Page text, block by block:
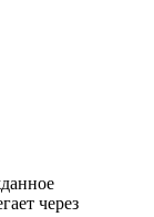
через